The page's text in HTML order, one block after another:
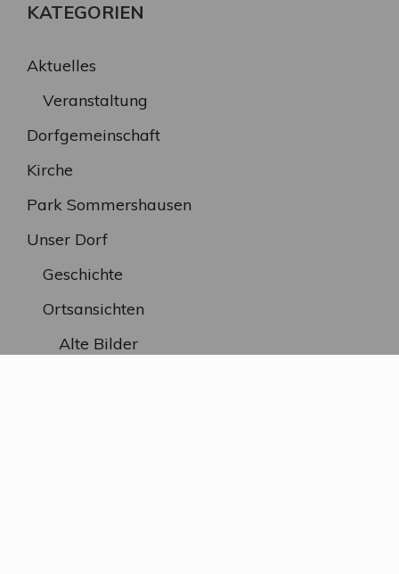
KATEGORIEN
Aktuelles
Veranstaltung
Dorfgemeinschaft
Kirche
Park Sommershausen
Unser Dorf
Geschichte
Ortsansichten
Alte Bilder